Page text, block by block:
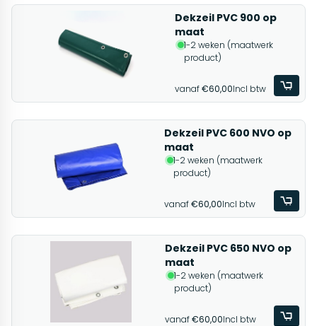
Dekzeil PVC 900 op
maat
1-2 weken (maatwerk
product)
vanaf €60,00Incl btw
Dekzeil PVC 600 NVO op
maat
1-2 weken (maatwerk
product)
vanaf €60,00Incl btw
Dekzeil PVC 650 NVO op
maat
1-2 weken (maatwerk
product)
vanaf€60,00Incl btw